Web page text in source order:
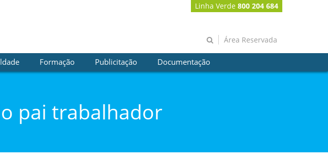
Linha Verde 800 204 684
Área Reservada
Formação Publicitação Documentação
pai trabalhador